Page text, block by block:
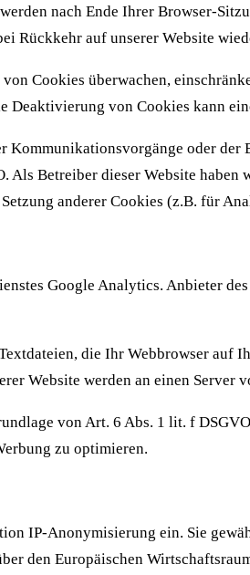
nach Ende Ihrer Browser-
Rückkehr auf unserer Website
Cookies überwachen,
Deaktivierung von Cookies kann
Kommunikationsvorgänge oder
Betreiber dieser Website
anderer Cookies (z.B. für
Google Analytics. Anbieter
die Ihr Webbrowser
Website werden an einen
von Art. 6 Abs. 1 lit. f
zu optimieren.
IP-Anonymisierung ein. Sie
den Europäischen